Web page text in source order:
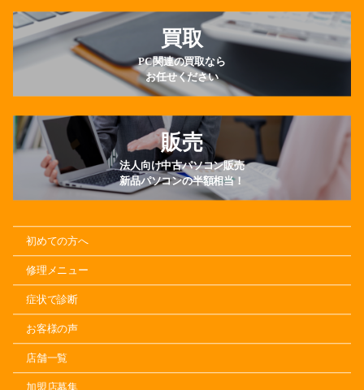
買取
PC関連の買取なら
お任せください
販売
法人向け中古パソコン販売
新品パソコンの半額相当！
初めての方へ
修理メニュー
症状で診断
お客様の声
店舗一覧
加盟店募集